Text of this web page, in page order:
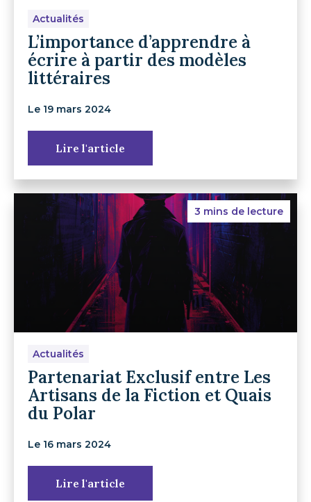
Actualités
L’importance d’apprendre à
écrire à partir des modèles
littéraires
Le 19 mars 2024
Lire l'article
3 mins de lecture
Actualités
Partenariat Exclusif entre Les
Artisans de la Fiction et Quais
du Polar
Le 16 mars 2024
Lire l'article